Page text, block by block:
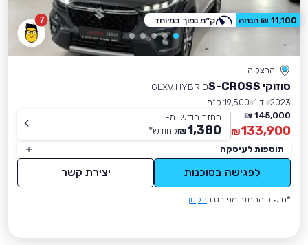
7
הרצליה
סוזוקי S-CROSS
GLXV HYBRID
2023 יד 1
19,500 ק״מ
145,000 ₪
133,900
₪
החזר חודשי מ-
1,380
₪לחודש*
תוספות לעיסקה
לפגישה בסוכנות יצירת קשר
*חישוב ההחזר מפורט בתקנון
11,100 ₪ הנחה ק״מ נמוך במיוחד